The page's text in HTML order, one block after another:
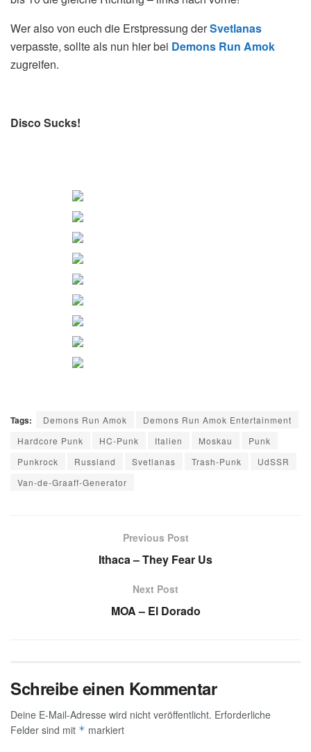
Wer also von euch die Erstpressung derSvetlanas
verpasste, sollte als nun hier bei Demons Run Amok
zugreifen.
Disco Sucks!
Tags: Demons Run Amok
Demons Run Amok Entertainment
Hardcore Punk
HC-Punk Italien Moskau
Punk
Punkrock
Russland Svetlanas Trash-Punk
UdSSR
Van-de-Graaff-Generator
Previous Post
Ithaca – They Fear Us
Next Post
MOA – El Dorado
Schreibe einen Kommentar
Deine E-Mail-Adresse wird nicht veröffentlicht. Erforderliche
Felder sind mit * markiert